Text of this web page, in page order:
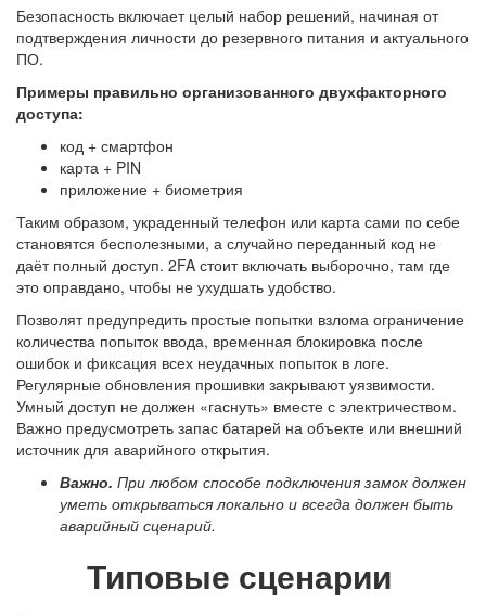
Безопасность включает целый набор решений, начиная от
подтверждения личности до резервного питания и актуального
ПО.
Примеры правильно организованного двухфакторного
доступа:
код + смартфон
карта + PIN
приложение + биометрия
Таким образом, украденный телефон или карта сами по себе
становятся бесполезными, а случайно переданный код не
даёт полный доступ. 2FA стоит включать выборочно, там где
это оправдано, чтобы не ухудшать удобство.
Позволят предупредить простые попытки взлома ограничение
количества попыток ввода, временная блокировка после
ошибок и фиксация всех неудачных попыток в логе.
Регулярные обновления прошивки закрывают уязвимости.
Умный доступ не должен «гаснуть» вместе с электричеством.
Важно предусмотреть запас батарей на объекте или внешний
источник для аварийного открытия.
Важно. При любом способе подключения замок должен
уметь открываться локально и всегда должен быть
аварийный сценарий.
Типовые сценарии